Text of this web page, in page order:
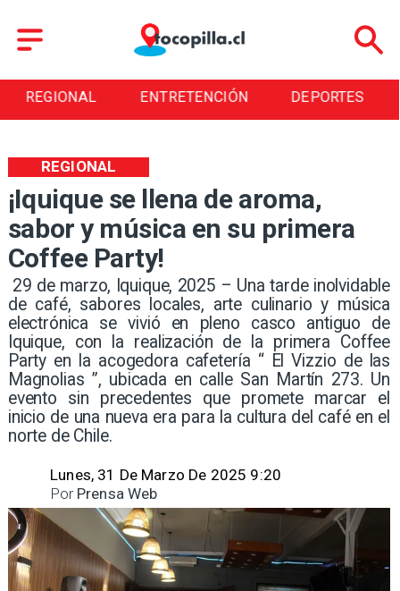
ENTRETENCIÓN DEPORTES CULTURA
¡Iquique se llena de aroma,
sabor y música en su primera
Coffee Party!
​ 29 de marzo, Iquique, 2025 – Una tarde inolvidable
de café, sabores locales, arte culinario y música
electrónica se vivió en pleno casco antiguo de
Iquique, con la realización de la primera Coffee
Party en la acogedora cafetería “ El Vizzio de las
Magnolias ”, ubicada en calle San Martín 273. Un
evento sin precedentes que promete marcar el
inicio de una nueva era para la cultura del café en el
norte de Chile. ​
REGIONAL
Lunes, 31 De Marzo De 2025 9:20
Prensa Web
Por